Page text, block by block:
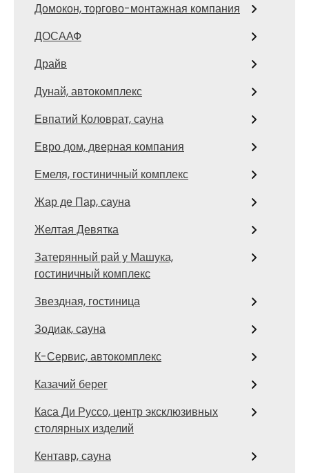
Домокон, торгово-монтажная компания
ДОСААФ
Драйв
Дунай, автокомплекс
Евпатий Коловрат, сауна
Евро дом, дверная компания
Емеля, гостиничный комплекс
Жар де Пар, сауна
Желтая Девятка
Затерянный рай у Машука,
гостиничный комплекс
Звездная, гостиница
Зодиак, сауна
К-Сервис, автокомплекс
Казачий берег
Каса Ди Руссо, центр эксклюзивных
столярных изделий
Кентавр, сауна